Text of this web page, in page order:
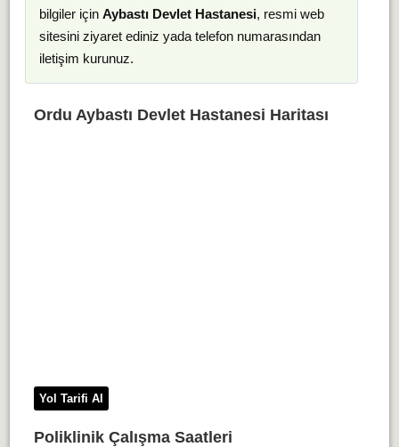
bilgiler için Aybastı Devlet Hastanesi, resmi web
sitesini ziyaret ediniz yada telefon numarasından
iletişim kurunuz.
Ordu Aybastı Devlet Hastanesi Haritası
Yol Tarifi Al
Poliklinik Çalışma Saatleri